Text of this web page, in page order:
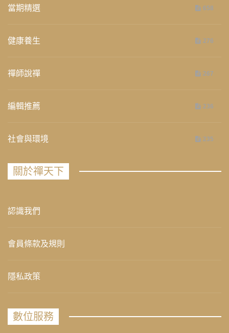
當期精選 658
健康養生 276
禪師說禪 267
編輯推薦 236
社會與環境 235
關於禪天下
認識我們
會員條款及規則
隱私政策
數位服務